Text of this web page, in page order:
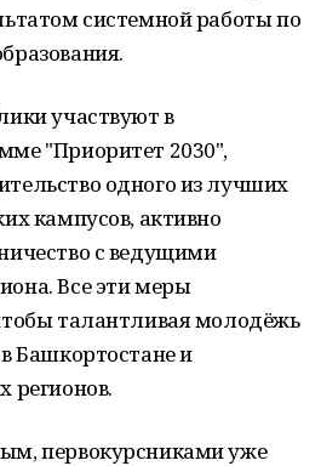
системной работы по
участвуют в
"Приоритет 2030",
одного из лучших
кампусов, активно
с ведущими
Все эти меры
талантливая молодёжь
Башкортостане и
регионов.
первокурсниками уже